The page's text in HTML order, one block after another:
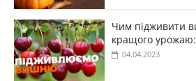
Чим підживити
кращого урожаю:
04.04.2023